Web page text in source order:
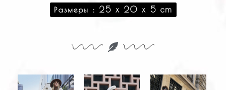
Размеры : 25 x 20 x 5 cm